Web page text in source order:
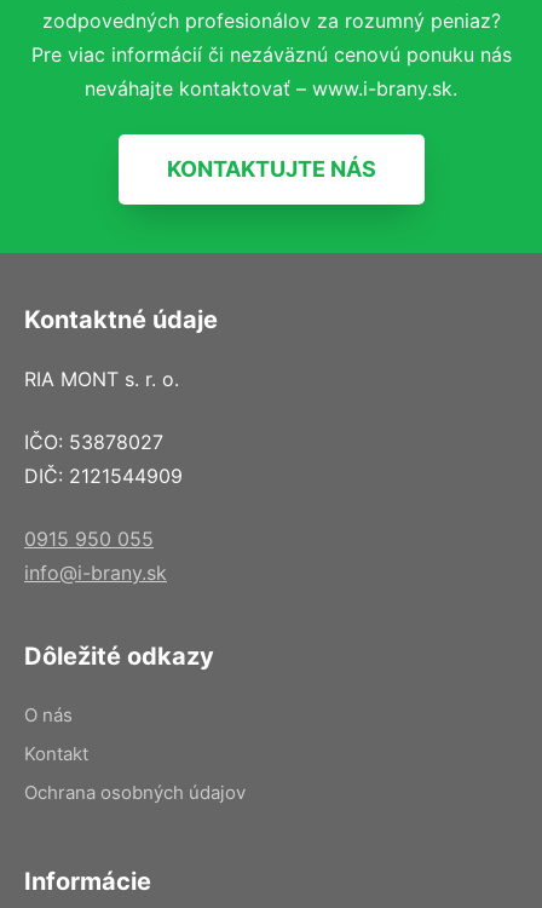
zodpovedných profesionálov za rozumný peniaz?
Pre viac informácií či nezáväznú cenovú ponuku nás
neváhajte kontaktovať – www.i-brany.sk.
KONTAKTUJTE NÁS
Kontaktné údaje
RIA MONT s. r. o.
IČO: 53878027
DIČ: 2121544909
0915 950 055
info@i-brany.sk
Dôležité odkazy
O nás
Kontakt
Ochrana osobných údajov
Informácie